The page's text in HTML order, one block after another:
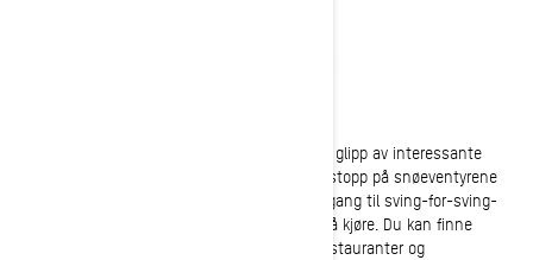
Planlegging av reiseruter sikrer at du ikke går glipp av interessante
steder og gjør det mulig å planlegge drivstoffstopp på snøeventyrene
dine. Når du oppretter en reiserute, får du tilgang til sving-for-sving-
navigasjon og kan se hvor langt det er igjen å kjøre. Du kan finne
interessante steder som bensinstasjoner, restauranter og